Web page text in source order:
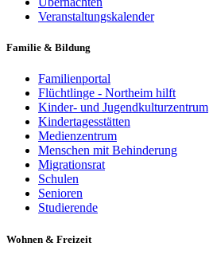
Veranstaltungskalender
Familie & Bildung
Familienportal
Flüchtlinge - Northeim hilft
Kinder- und Jugendkulturzentrum
Kindertagesstätten
Medienzentrum
Menschen mit Behinderung
Migrationsrat
Schulen
Senioren
Studierende
Wohnen & Freizeit